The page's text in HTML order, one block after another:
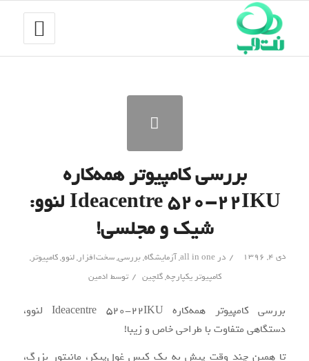
بررسی کامپیوتر همه‌کاره
Ideacentre 520-22IKU لنوو:
شیک و مجلسی!
دی ۴, ۱۳۹۶ / در all in one
,آزمایشگاه,بررسی,سخت‌افزار,لنوو,کامپیوتر,
کامپیوتر یکپارچه,گلچین / توسط ادمین
بررسی کامپیوتر همه‌کاره Ideacentre 520-22IKU لنوو،
دستگاهی متفاوت با طراحی خاص و زیبا!
تا همین چند وقت پیش به یک کیس غول‌پیکر، مانیتور بزرگ،